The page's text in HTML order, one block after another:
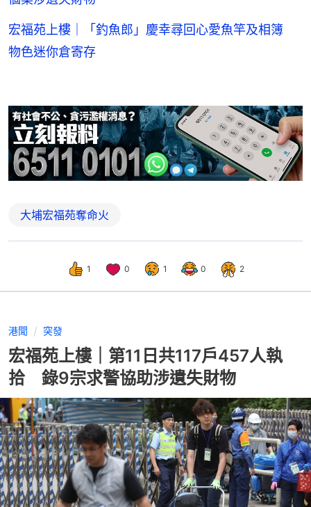
宏福苑上樓｜「釣魚郎」慶幸尋回心愛魚竿及相簿
物色迷你倉寄存
大埔宏福苑奪命火
1 0 1 0 2
港聞 突發
宏福苑上樓｜第11日共117戶457人執
拾 錄9宗求警協助涉遺失財物